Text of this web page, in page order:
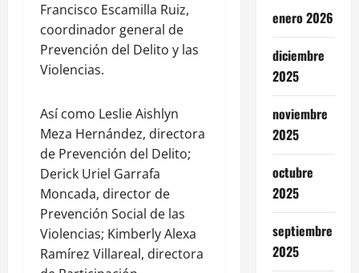
Francisco Escamilla Ruiz,
coordinador general de
Prevención del Delito y las
Violencias.
Así como Leslie Aishlyn
Meza Hernández, directora
de Prevención del Delito;
Derick Uriel Garrafa
Moncada, director de
Prevención Social de las
Violencias; Kimberly Alexa
Ramírez Villareal, directora
enero 2026
diciembre
2025
noviembre
2025
octubre
2025
septiembre
2025